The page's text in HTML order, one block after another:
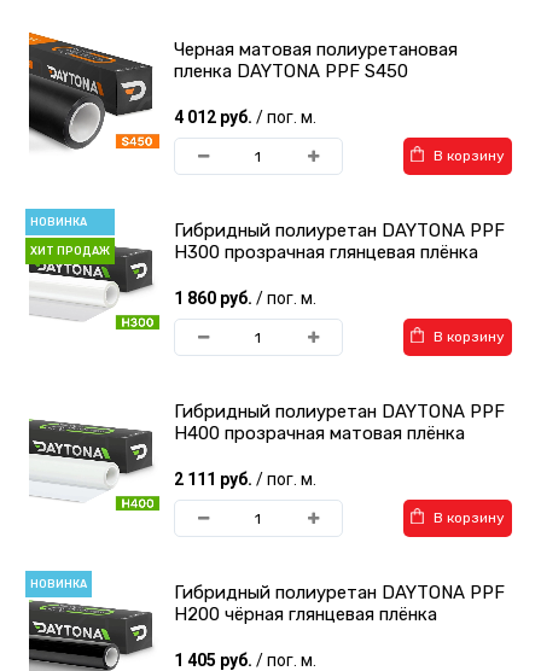
Виниловые пленки в
салон авто
Инструменты для
Черная матовая полиуретановая
пленка DAYTONA PPF S450
4 012 руб. / пог. м.
В корзину
НОВИНКА
ХИТ ПРОДАЖ
Гибридный полиуретан DAYTONA PPF
H300 прозрачная глянцевая плёнка
1 860 руб. / пог. м.
В корзину
Гибридный полиуретан DAYTONA PPF
H400 прозрачная матовая плёнка
2 111 руб. / пог. м.
В корзину
НОВИНКА
Гибридный полиуретан DAYTONA PPF
H200 чёрная глянцевая плёнка
1 405 руб. / пог. м.